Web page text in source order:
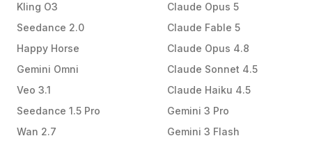
Kling O3
Seedance 2.0
Happy Horse
Gemini Omni
Veo 3.1
Seedance 1.5 Pro
Wan 2.7
Claude Opus 5
Claude Fable 5
Claude Opus 4.8
Claude Sonnet 4.5
Claude Haiku 4.5
Gemini 3 Pro
Gemini 3 Flash